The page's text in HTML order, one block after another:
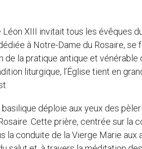
XIII invitait tous les évêques
à Notre-Dame du Rosaire, se
la pratique antique et vénérable
liturgique, l’Église tient en
déploie aux yeux des
Cette prière, centrée sur la
la conduite de la Vierge Marie aux